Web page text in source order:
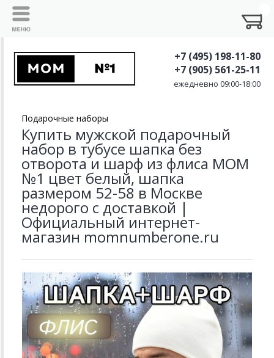
+7 (495) 198-11-80
+7 (905) 561-25-11
ежедневно 09:00-18:00
Подарочные наборы
Купить мужской подарочный
набор в тубусе шапка без
отворота и шарф из флиса MOM
№1 цвет белый, шапка
размером 52-58 в Москве
недорого с доставкой |
Официальный интернет-
магазин momnumberone.ru